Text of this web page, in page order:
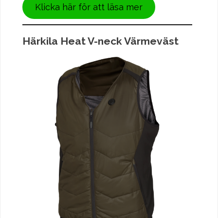
Klicka här för att läsa mer
Härkila Heat V-neck Värmeväst